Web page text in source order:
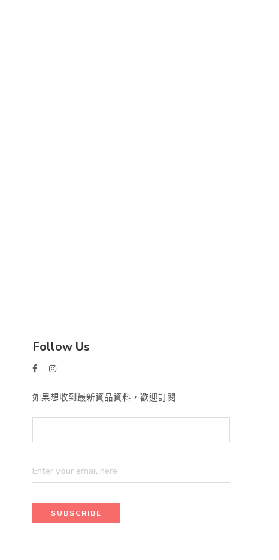
Follow Us
如果想收到最新資品資料，歡迎訂閱